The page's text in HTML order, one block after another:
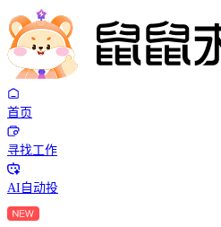
首页
寻找工作
AI自动投